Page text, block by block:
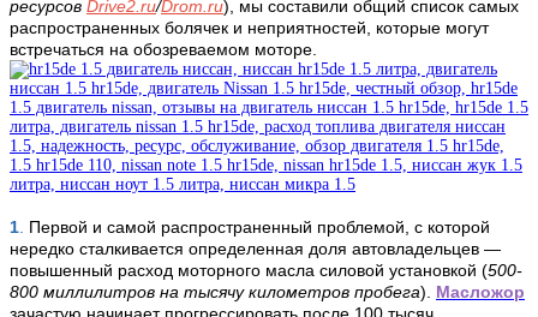
ресурсов Drive2. ru/Drom ru), мы составили общий список самых
распространенных болячек и неприятностей, которые могут
встречаться на обозреваемом моторе.
1 Первой и самой распространенный проблемой, с которой
нередко сталкивается определенная доля автовладельцев —
повышенный расход моторного масла силовой установкой (500-
800 миллилитров на тысячу километров пробега). Масложор